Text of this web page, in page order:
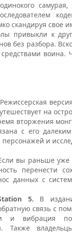
самурая,
скандируя свое
привыкли к
без разбора.
воина.
на
вторжения
с его
и
вы раньше уже
перенести
данных с
5. В
связь с
и вибрация